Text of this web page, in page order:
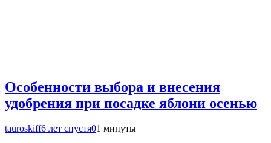
Особенности выбора и внесения
удобрения при посадке яблони осенью
tauroskiff6 лет спустя01 минуты